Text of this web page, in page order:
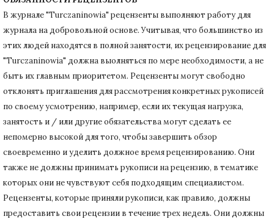
В журнале "Turczaninowia" рецензенты выполняют работу для
журнала на добровольной основе.Учитывая, что большинство из
этих людей находятся в полной занятости, их рецензирование для
"Turczaninowia" должна выолняться по мере необходимости, а не
быть их главным приоритетом. Рецензенты могут свободно
отклонять приглашения для рассмотрения конкретных рукописей
по своему усмотрению, например, если их текущая нагрузка,
занятость и / или другие обязательства могут сделать ее
непомерно высокой для того, чтобы завершить обзор
своевременно и уделить должное время рецензированию. Они
также не должны принимать рукописи на рецензию, в тематике
которых они не чувствуют себя подходящим специалистом.
Рецензенты, которые приняли рукописи, как правило, должны
предоставить свои рецензии в течение трех недель. Они должны